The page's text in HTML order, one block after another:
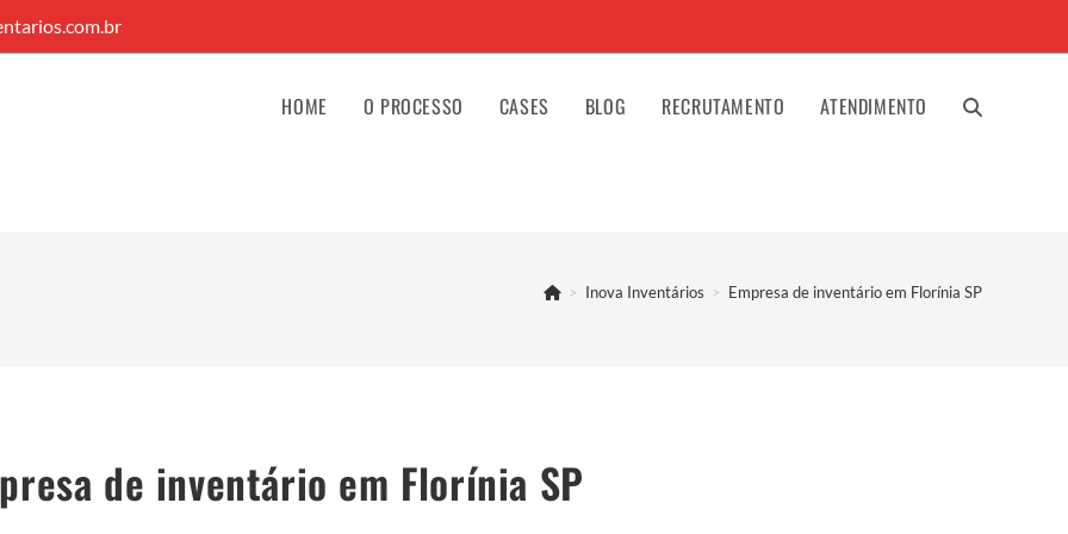
HOME O PROCESSO CASES BLOG RECRUTAMENTO ATENDIMENTO ALTERNAR
> Inova Inventários > Empresa de inventário em Florínia SP
de inventário em Florínia SP